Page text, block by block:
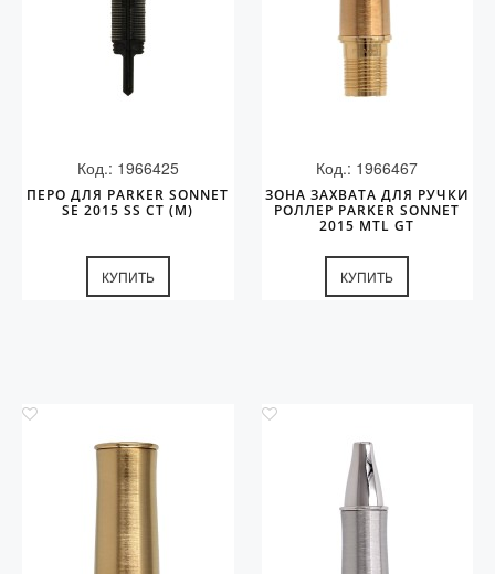
Код.: 1966425
ПЕРО ДЛЯ PARKER SONNET
SE 2015 SS CT (M)
КУПИТЬ
Код.: 1966467
ЗОНА ЗАХВАТА ДЛЯ РУЧКИ
РОЛЛЕР PARKER SONNET
2015 MTL GT
КУПИТЬ